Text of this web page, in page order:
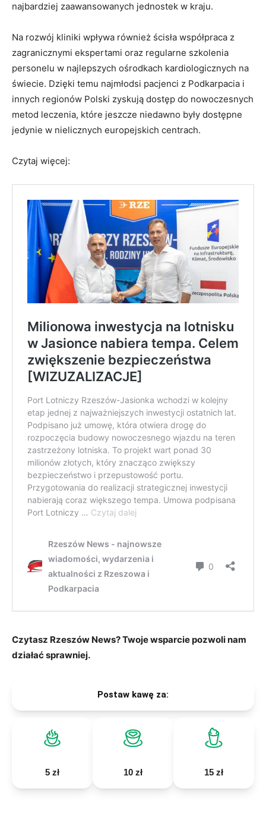
najbardziej zaawansowanych jednostek w kraju.
Na rozwój kliniki wpływa również ścisła współpraca z
zagranicznymi ekspertami oraz regularne szkolenia
personelu w najlepszych ośrodkach kardiologicznych na
świecie. Dzięki temu najmłodsi pacjenci z Podkarpacia i
innych regionów Polski zyskują dostęp do nowoczesnych
metod leczenia, które jeszcze niedawno były dostępne
jedynie w nielicznych europejskich centrach.
Czytaj więcej:
Czytasz Rzeszów News? Twoje wsparcie pozwoli nam
działać sprawniej.
Postaw kawę za:
5 zł 10 zł 15 zł